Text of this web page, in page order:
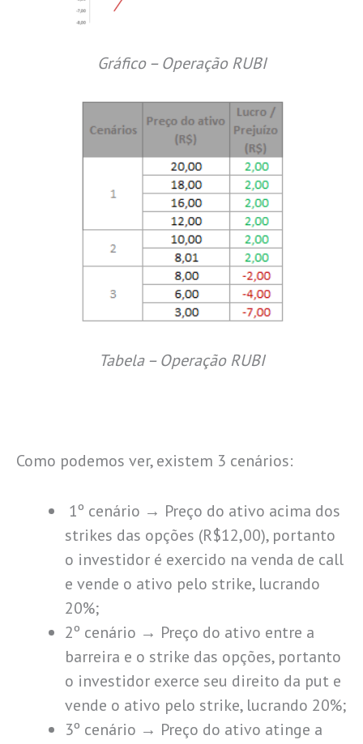
Gráfico – Operação RUBI
Tabela – Operação RUBI
Como podemos ver, existem 3 cenários:
1º cenário → Preço do ativo acima dos
strikes das opções (R$12,00), portanto
o investidor é exercido na venda de call
e vende o ativo pelo strike, lucrando
20%;
2º cenário → Preço do ativo entre a
barreira e o strike das opções, portanto
o investidor exerce seu direito da put e
vende o ativo pelo strike, lucrando 20%;
3º cenário → Preço do ativo atinge a